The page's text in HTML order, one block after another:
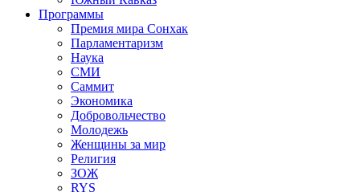
Программы
Премия мира Сонхак
Парламентаризм
Наука
СМИ
Саммит
Экономика
Добровольчество
Молодежь
Женщины за мир
Религия
ЗОЖ
RYS